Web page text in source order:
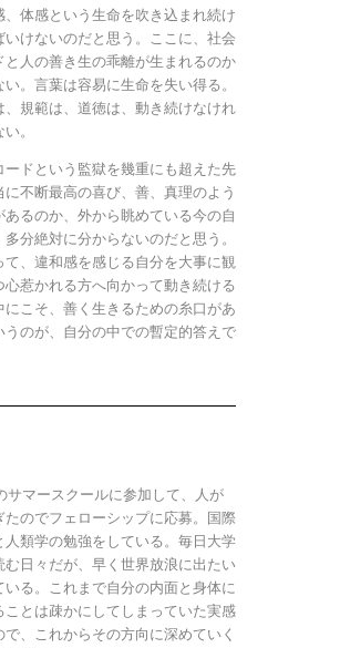
、体感という生命を吹き込まれ続け
いけないのだと思う。ここに、社会
と人の善き生の乖離が生まれるのか
い。言葉は容易に生命を失い得る。
、規範は、道徳は、動き続けなけれ
。
ードという監獄を幾重にも超えた先
に不断最高の喜び、善、真理のよう
あるのか、外から眺めている今の自
多分絶対に分からないのだと思う。
て、違和感を感じる自分を大事に観
心惹かれる方へ向かって動き続ける
にこそ、善く生きるための糸口があ
うのが、自分の中での暫定的答えで
サマースクールに参加して、人が
たのでフェローシップに応募。
国際
人類学の勉強をしている。毎日大学
む日々だが、早く世界放浪に出たい
る。 これまで自分の内面と身体に
ことは疎かにしてしまっていた実感
で、これからその方向に深めていく